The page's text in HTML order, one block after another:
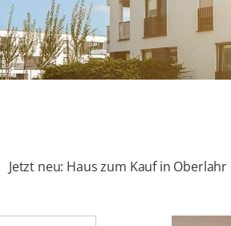
Jetzt neu: Haus zum Kauf in Oberlahr